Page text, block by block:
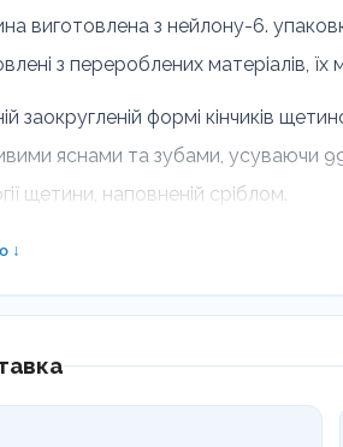
виготовлена ​​з нейлону-6.
з перероблених матеріалів,
заокругленій формі кінчиків
яснами та зубами, усуваючи
щетини, наповненій сріблом.
упаковка ✔️ веган
✔️не тестується на
↓